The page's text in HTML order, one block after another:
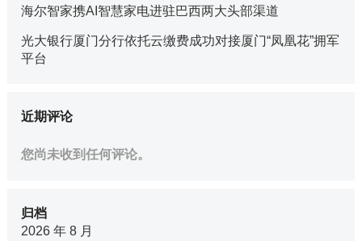
海尔智家携AI智慧家电进驻巴西两大头部渠道
光大银行厦门分行依托云缴费成功对接厦门“凤凰花”拥军
平台
近期评论
您尚未收到任何评论。
归档
2026 年 8 月